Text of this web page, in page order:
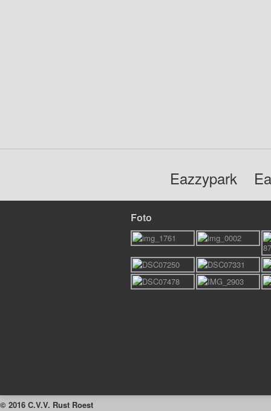
Eazzypark
Foto
© 2016 C.V.V. Rust Roest